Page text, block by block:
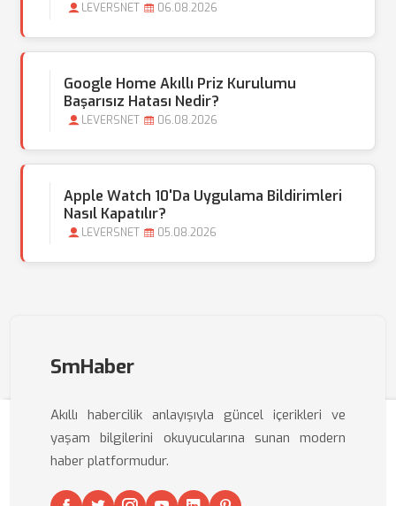
LEVERSNET 06.08.2026
Google Home Akıllı Priz Kurulumu
Başarısız Hatası Nedir?
LEVERSNET 06.08.2026
Apple Watch 10'da Uygulama Bildirimleri
Nasıl Kapatılır?
LEVERSNET 05.08.2026
SmHaber
Akıllı habercilik anlayışıyla güncel içerikleri ve
yaşam bilgilerini okuyucularına sunan modern
haber platformudur.